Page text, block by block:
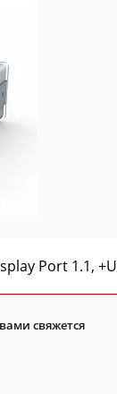
Port 1.1,
свяжется